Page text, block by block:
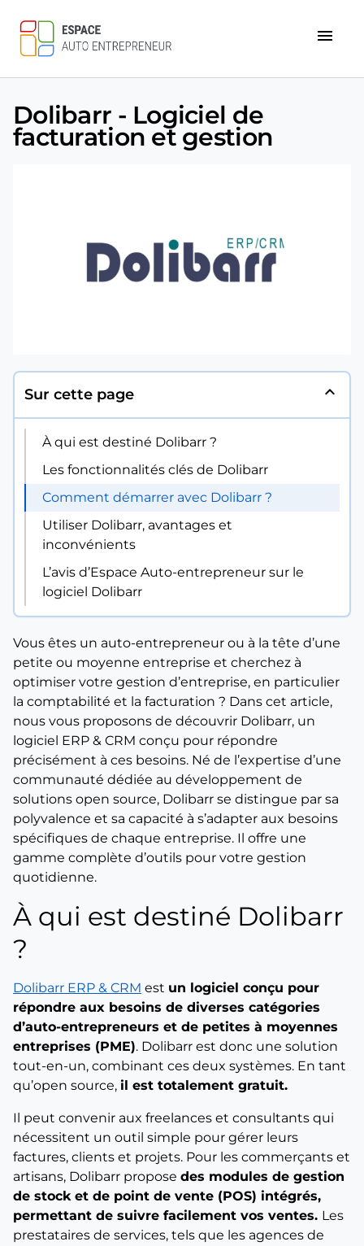
menu
Dolibarr - Logiciel de
facturation et gestion
Sur cette page expand_less
À qui est destiné Dolibarr ?
Les fonctionnalités clés de Dolibarr
Comment démarrer avec Dolibarr ?
Utiliser Dolibarr, avantages et
inconvénients
L’avis d’Espace Auto-entrepreneur sur le
logiciel Dolibarr
Vous êtes un auto-entrepreneur ou à la tête d’une
petite ou moyenne entreprise et cherchez à
optimiser votre gestion d’entreprise, en particulier
la comptabilité et la facturation ? Dans cet article,
nous vous proposons de découvrir Dolibarr, un
logiciel ERP & CRM conçu pour répondre
précisément à ces besoins. Né de l’expertise d’une
communauté dédiée au développement de
solutions open source, Dolibarr se distingue par sa
polyvalence et sa capacité à s’adapter aux besoins
spécifiques de chaque entreprise. Il offre une
gamme complète d’outils pour votre gestion
quotidienne.
À qui est destiné Dolibarr
?
Dolibarr ERP & CRM est un logiciel conçu pour
répondre aux besoins de diverses catégories
d’auto-entrepreneurs et de petites à moyennes
entreprises (PME). Dolibarr est donc une solution
tout-en-un, combinant ces deux systèmes. En tant
qu’open source, il est totalement gratuit.
Il peut convenir aux freelances et consultants qui
nécessitent un outil simple pour gérer leurs
factures, clients et projets. Pour les commerçants et
artisans, Dolibarr propose des modules de gestion
de stock et de point de vente (POS) intégrés,
permettant de suivre facilement vos ventes. Les
prestataires de services, tels que les agences de